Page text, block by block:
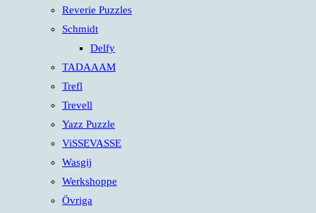
Reverie Puzzles
Schmidt
Delfy
TADAAAM
Trefl
Trevell
Yazz Puzzle
ViSSEVASSE
Wasgij
Werkshoppe
Övriga